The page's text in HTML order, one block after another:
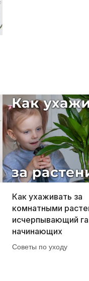
Как ухаживать за
комнатными
исчерпывающий
начинающих
Советы по уходу